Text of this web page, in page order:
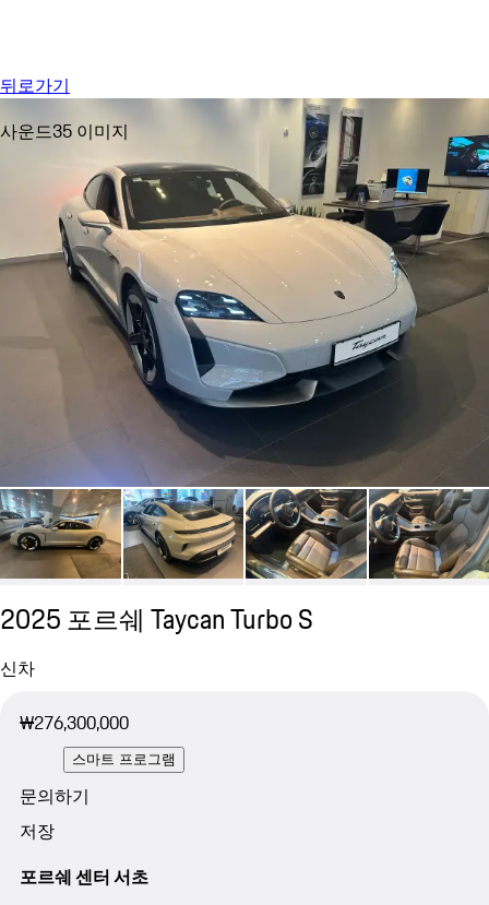
뒤로가기
사운드35 이미지
2025 포르쉐 Taycan Turbo S
신차
₩276,300,000
스마트 프로그램
문의하기
저장
포르쉐 센터 서초